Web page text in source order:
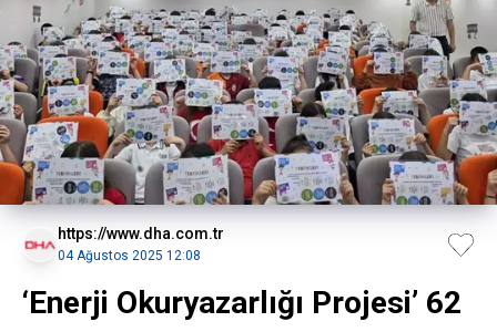
https://www.dha.com.tr
04 Ağustos 2025 12:08
‘Enerji Okuryazarlığı Projesi’ 62